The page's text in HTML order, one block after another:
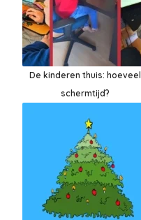
De kinderen thuis: hoeveel
schermtijd?